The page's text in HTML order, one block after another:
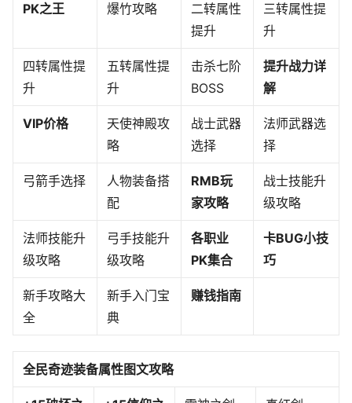
PK之王 爆竹攻略
二转属性
提升
三转属性提
升
四转属性提
升
五转属性提
升
击杀七阶
BOSS
提升战力详
解
VIP价格
天使神殿攻
略
战士武器
选择
法师武器选
择
弓箭手选择
人物装备搭
配
RMB玩
家攻略
战士技能升
级攻略
法师技能升
级攻略
弓手技能升
级攻略
各职业
PK集合
卡BUG小技
巧
新手攻略大
全
新手入门宝
典
赚钱指南
全民奇迹装备属性图文攻略